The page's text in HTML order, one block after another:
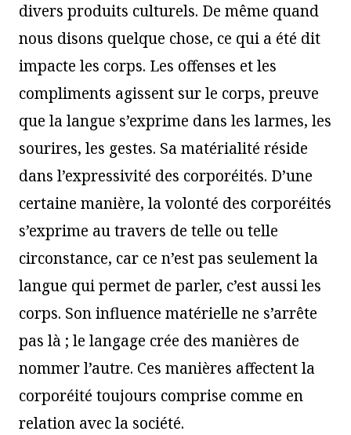
divers produits culturels. De même quand
nous disons quelque chose, ce qui a été dit
impacte les corps. Les offenses et les
compliments agissent sur le corps, preuve
que la langue s’exprime dans les larmes, les
sourires, les gestes. Sa matérialité réside
dans l’expressivité des corporéités. D’une
certaine manière, la volonté des corporéités
s’exprime au travers de telle ou telle
circonstance, car ce n’est pas seulement la
langue qui permet de parler, c’est aussi les
corps. Son influence matérielle ne s’arrête
pas là ; le langage crée des manières de
nommer l’autre. Ces manières affectent la
corporéité toujours comprise comme en
relation avec la société.